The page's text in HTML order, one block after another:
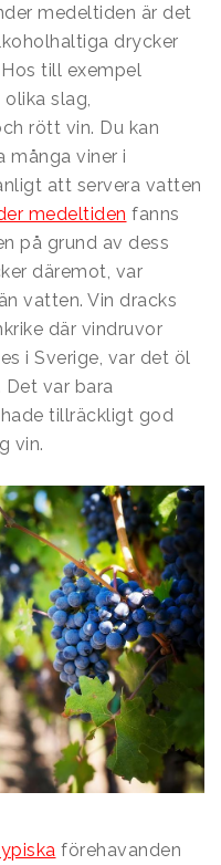
medeltiden är det
drycker
till exempel
slag,
rött vin. Du kan
många viner i
att servera vatten
medeltiden fanns
på grund av dess
däremot, var
vatten. Vin dracks
där vindruvor
i Sverige, var det öl
var bara
tillräckligt god
vin.
förehavanden